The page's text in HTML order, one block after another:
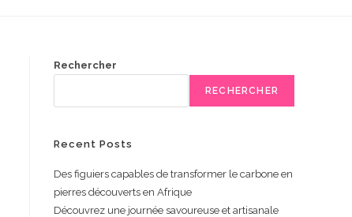
Rechercher
RECHERCHER
Recent Posts
Des figuiers capables de transformer le carbone en
pierres découverts en Afrique
Découvrez une journée savoureuse et artisanale